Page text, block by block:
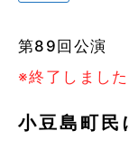
第89回公演
※終了しました
小豆島町民